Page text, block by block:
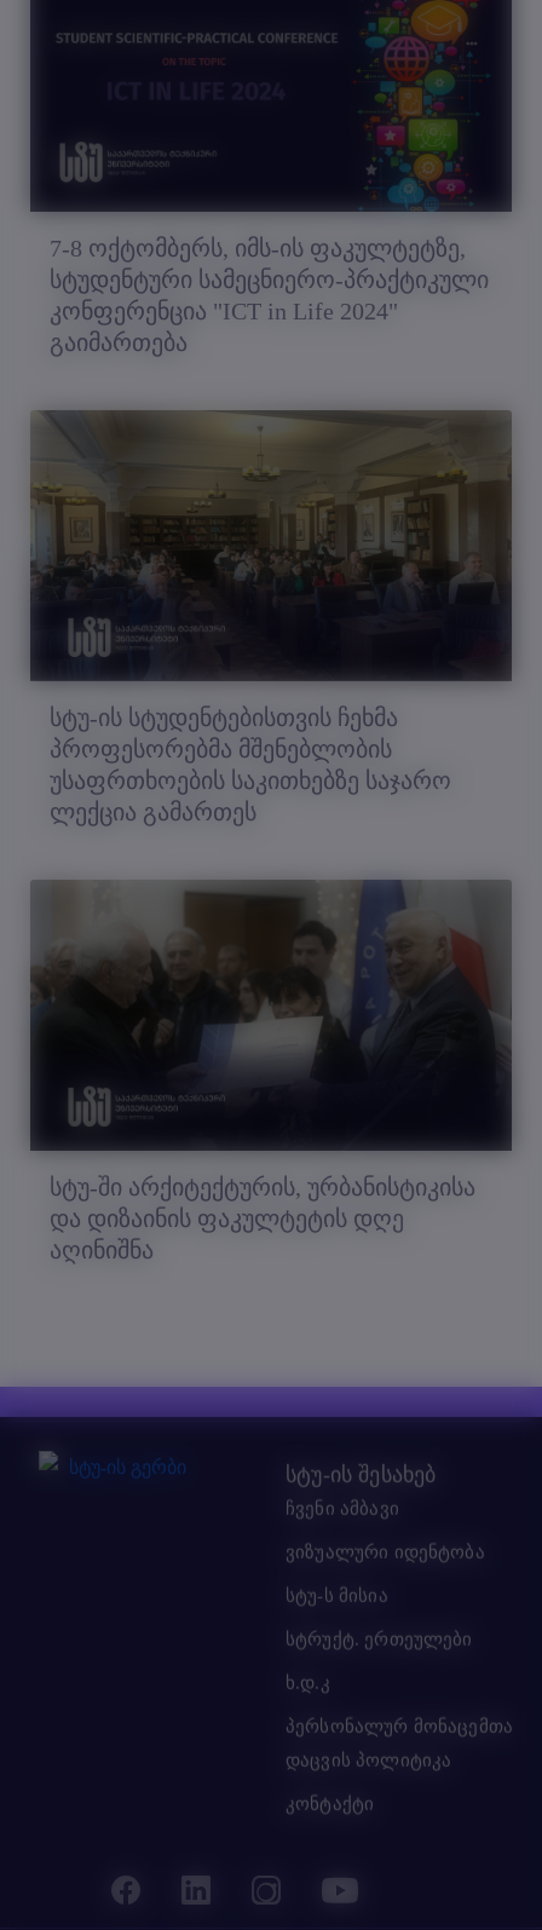
7-8 ოქტომბერს, იმს-ის ფაკულტეტზე,
სტუდენტური სამეცნიერო-პრაქტიკული
კონფერენცია "ICT in Life 2024"
გაიმართება
სტუ-ის სტუდენტებისთვის ჩეხმა
პროფესორებმა მშენებლობის
უსაფრთხოების საკითხებზე საჯარო
ლექცია გამართეს
სტუ-ში არქიტექტურის, ურბანისტიკისა
და დიზაინის ფაკულტეტის დღე
აღინიშნა
სტუ-ის შესახებ
ჩვენი ამბავი
ვიზუალური იდენტობა
სტუ-ს მისია
სტრუქტ. ერთეულები
ხ.დ.კ
პერსონალურ მონაცემთა
დაცვის პოლიტიკა
კონტაქტი